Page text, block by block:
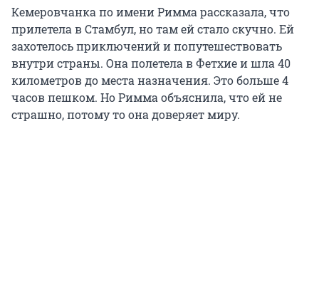
Кемеровчанка по имени Римма рассказала, что
прилетела в Стамбул, но там ей стало скучно. Ей
захотелось приключений и попутешествовать
внутри страны. Она полетела в Фетхие и шла 40
километров до места назначения. Это больше 4
часов пешком. Но Римма объяснила, что ей не
страшно, потому то она доверяет миру.